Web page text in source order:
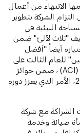
الانتهاء من أعمال
الشركة بتطوير
البيئية في
"ثلاث لآلئ" ضمن
أيضاً "أفضل
للعام الثالث على
التوالي من قبل مجلس المطارات الدولي (ACI) ، ضمن جوائز
جودة خدمات المطارات (ASQ) لعام 2024، الأمر الذي يعزز دوره
مع شركة
صيانة وخدمة